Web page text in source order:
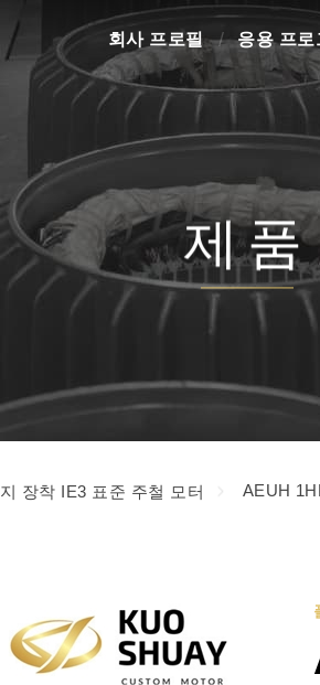
회사 프로필 응용 프로
제품
장착 IE3 표준 주철 모터 AEUH